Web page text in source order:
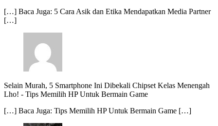
[…] Baca Juga: 5 Cara Asik dan Etika Mendapatkan Media Partner
[…]
Selain Murah, 5 Smartphone Ini Dibekali Chipset Kelas Menengah
Lho! - Tips Memilih HP Untuk Bermain Game
[…] Baca Juga: Tips Memilih HP Untuk Bermain Game […]